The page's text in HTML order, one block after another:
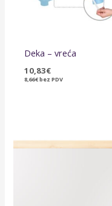
Deka – vreća
10,83€
8,66€bez PDV